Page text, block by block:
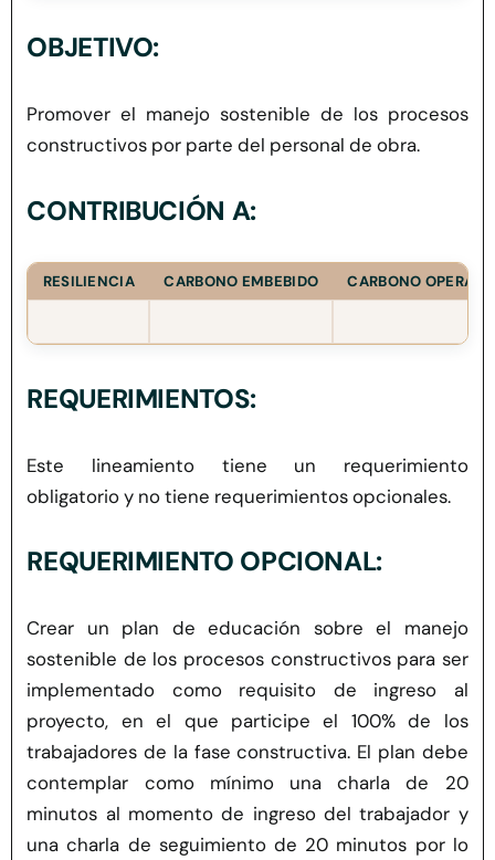
Usuario de Vivienda
OBJETIVO:
Promover el manejo sostenible de los procesos
constructivos por parte del personal de obra.
CONTRIBUCIÓN A:
RESILIENCIA CARBONO EMBEBIDO CARBONO
REQUERIMIENTOS:
Este lineamiento tiene un requerimiento
obligatorio y no tiene requerimientos opcionales.
REQUERIMIENTO OPCIONAL:
Crear un plan de educación sobre el manejo
sostenible de los procesos constructivos para ser
implementado como requisito de ingreso al
proyecto, en el que participe el 100% de los
trabajadores de la fase constructiva. El plan debe
contemplar como mínimo una charla de 20
minutos al momento de ingreso del trabajador y
una charla de seguimiento de 20 minutos por lo